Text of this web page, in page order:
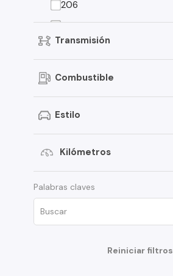
206
307
207
306
508
Expert
Traveller
406
Transmisión
Combustible
Estilo
Kilómetros
Palabras claves
Reiniciar filtros